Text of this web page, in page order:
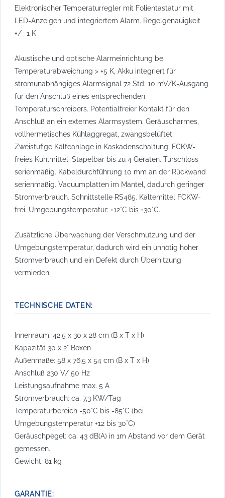
Elektronischer Temperaturregler mit Folientastatur mit
LED-Anzeigen und integriertem Alarm. Regelgenauigkeit
+/- 1 K
Akustische und optische Alarmeinrichtung bei
Temperaturabweichung > +5 K, Akku integriert für
stromunabhängiges Alarmsignal 72 Std. 10 mV/K-Ausgang
für den Anschluß eines entsprechenden
Temperaturschreibers. Potentialfreier Kontakt für den
Anschluß an ein externes Alarmsystem. Geräuscharmes,
vollhermetisches Kühlaggregat, zwangsbelüftet.
Zweistufige Kälteanlage in Kaskadenschaltung. FCKW-
freies Kühlmittel. Stapelbar bis zu 4 Geräten. Türschloss
serienmäßig. Kabeldurchführung 10 mm an der Rückwand
serienmäßig. Vacuumplatten im Mantel, dadurch geringer
Stromverbrauch. Schnittstelle RS485. Kältemittel FCKW-
frei. Umgebungstemperatur: +12°C bis +30°C.
Zusätzliche Überwachung der Verschmutzung und der
Umgebungstemperatur, dadurch wird ein unnötig hoher
Stromverbrauch und ein Defekt durch Überhitzung
vermieden
TECHNISCHE DATEN:
Innenraum: 42,5 x 30 x 28 cm (B x T x H)
Kapazität 30 x 2" Boxen
Außenmaße: 58 x 76,5 x 54 cm (B x T x H)
Anschluß 230 V/ 50 Hz
Leistungsaufnahme max. 5 A
Stromverbrauch: ca. 7,3 KW/Tag
Temperaturbereich -50°C bis -85°C (bei
Umgebungstemperatur +12 bis 30°C)
Geräuschpegel: ca. 43 dB(A) in 1m Abstand vor dem Gerät
gemessen.
Gewicht: 81 kg
GARANTIE: